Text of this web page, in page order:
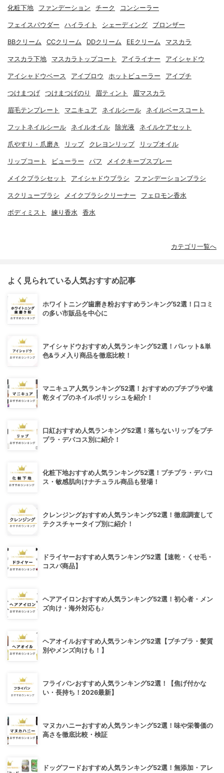
化粧下地 ファンデーション チーク コンシーラー
フェイスパウダー ハイライト シェーディング ブロンザー
BBクリーム CCクリーム DDクリーム EEクリーム マスカラ
マスカラ下地 マスカラトップコート アイライナー アイシャドウ
アイシャドウベース アイブロウ ホットビューラー アイプチ
つけまつげ つけまつげのり 眉ティント 眉マスカラ
眉毛テンプレート マニキュア ネイルシール ネイルベースコート
フットネイルシール ネイルオイル 除光液 ネイルケアセット
爪やすり・爪磨き リップ クレヨンリップ リップオイル
リップコート ビューラー パフ メイクキープスプレー
メイクブラシセット アイシャドウブラシ ファンデーションブラシ
スクリューブラシ メイクブラシクリーナー フェロモン香水
ボディミスト 練り香水 香水
カテゴリ一覧へ
よく見られている人気おすすめ記事
ホワイトニング歯磨き粉おすすめランキング52選！口コミ
の多い市販品を中心に
アイシャドウおすすめ人気ランキング52選！パレット&単
色&ラメ入り商品を徹底比較！
マニキュア人気ランキング52選！おすすめのプチプラや速
乾タイプのネイルポリッシュを紹介！
口紅おすすめ人気ランキング52選！落ちないリップをプチ
プラ・デパコス別に紹介！
化粧下地おすすめ人気ランキング52選！プチプラ・デパコ
ス・敏感肌向けナチュラル商品も登場！
クレンジングおすすめ人気ランキング52選！徹底調査して
テクスチャータイプ別に紹介！
ドライヤーおすすめ人気ランキング52選【速乾・くせ毛・
コスパ商品】
ヘアアイロンおすすめ人気ランキング52選！初心者・メン
ズ向け・海外対応も♪
ヘアオイルおすすめ人気ランキング52選【プチプラ・髪質
別やメンズ向けも！】
フライパンおすすめ人気ランキング52選！【焦げ付かな
い・長持ち！2026最新】
マヌカハニーおすすめ人気ランキング52選！味や栄養価の
高さを徹底比較・検証
ドッグフードおすすめ人気ランキング52選！無添加・アレ